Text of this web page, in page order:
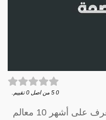
0
5 من اصل 0 تقييم.
يرغب العديد من الأفراد في التعرف على أشهر 10 معالم